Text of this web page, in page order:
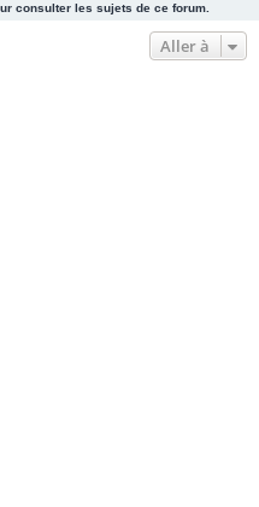
consulter les sujets de ce forum.
Aller à